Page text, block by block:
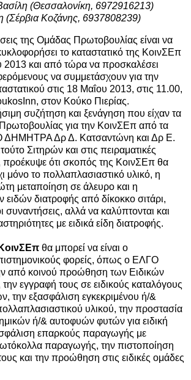
(Θεσσαλονίκη, 6972916213)
(Σέρβια Κοζάνης, 6937808239)
της Ομάδας Πρωτοβουλίας είναι να
το καταστατικό της ΚοινΣΕπ
2013 και από τώρα να προσκαλέσει
να συμμετάσχουν για την
στις 18 Μαΐου 2013, στις 11.00,
στον Κούκο Πιερίας.
συζήτηση και ξενάγηση που είχαν τα
για την ΚοινΣΕπ από τα
ΔΗΜΗΤΡΑ Δρ Δ. Κατσαντώνη και Δρ Ε.
Σιτηρών και στις πειραματικές
προέκυψε ότι σκοπός της ΚοινΣΕπ θα
μόνο το πολλαπλασιαστικό υλικό, η
μεταποίηση σε άλευρο και η
διατροφής από δίκοκκο σιτάρι,
συναντήσεις, αλλά να καλύπτονται και
με ειδικά είδη διατροφής.
θα μπορεί να είναι ο
φορείς, όπως ο ΕΛΓΟ
από κοινού προώθηση των Ειδικών
εγγραφή τους σε ειδικούς καταλόγους
την εξασφάλιση εγκεκριμένου ή/&
υλικού, την προστασία
ή/& αυτοφυών φυτών για ειδική
επαρκούς παραγωγής με
παραγωγής, την πιστοποίηση
και την προώθηση στις ειδικές ομάδες